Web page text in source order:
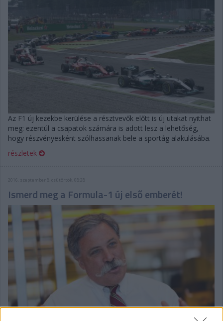
Az F1 új kezekbe kerülése a résztvevők előtt is új utakat nyithat
meg: ezentúl a csapatok számára is adott lesz a lehetőség,
hogy részvényesként szólhassanak bele a sportág alakulásába.
részletek
2016. szeptember 8. csütörtök, 08:28
Ismerd meg a Formula-1 új első emberét!